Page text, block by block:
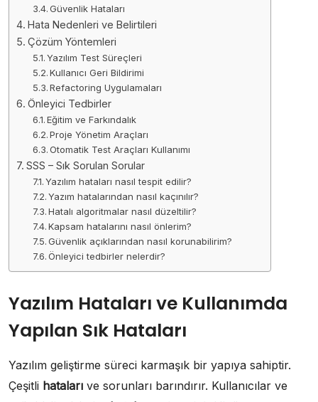
Güvenlik Hataları
Hata Nedenleri ve Belirtileri
Çözüm Yöntemleri
Yazılım Test Süreçleri
Kullanıcı Geri Bildirimi
Refactoring Uygulamaları
Önleyici Tedbirler
Eğitim ve Farkındalık
Proje Yönetim Araçları
Otomatik Test Araçları Kullanımı
SSS – Sık Sorulan Sorular
Yazılım hataları nasıl tespit edilir?
Yazım hatalarından nasıl kaçınılır?
Hatalı algoritmalar nasıl düzeltilir?
Kapsam hatalarını nasıl önlerim?
Güvenlik açıklarından nasıl korunabilirim?
Önleyici tedbirler nelerdir?
Yazılım Hataları ve Kullanımda
Yapılan Sık Hataları
Yazılım geliştirme süreci karmaşık bir yapıya sahiptir.
Çeşitli hataları ve sorunları barındırır. Kullanıcılar ve